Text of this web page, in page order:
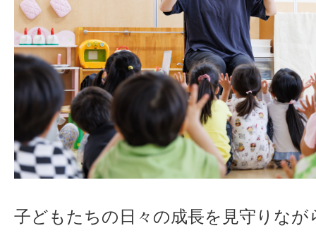
者への説明や謝罪が必要な場合も、管
応し、「園全体の責任として考える」
す。
アトムグループには多くの施設があ
本部も含めて対応策を考えてくれま
え込まず、組織全体で職員を支える体
は、大きな強みです。
●特色ある保育活動
子どもたちの日々の成長を見守りなが